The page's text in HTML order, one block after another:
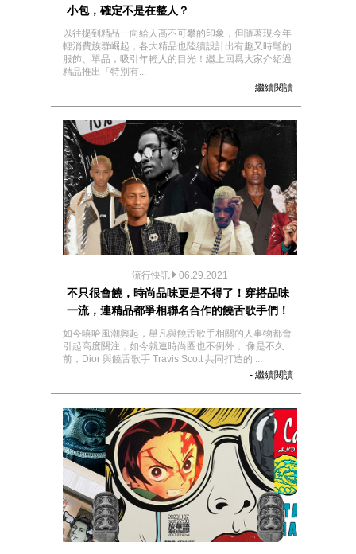
小包，確定不是在整人？
以往提到精品一向給人高不可攀的印象，但隨著現今年
輕消費族群崛起，各大精品也陸續設計出有趣又時髦的
服飾、單品，吸引年輕人的目光！繼上回爲大家介紹過
精品推出「特別有...
- 繼續閱讀
流行快訊 06.29.2021
不只很會饒，時尚品味更是不得了！穿搭品味
一流，連精品都爭相聯名合作的饒舌歌手們！
如今嘻哈風潮興起，舉凡與饒舌歌手相關的人事物都會
引起高度關注，如今就連時尚圈也不例外， 像是不久
前，Dior 與饒舌歌手 Travis Scott 共同打造的 ...
- 繼續閱讀